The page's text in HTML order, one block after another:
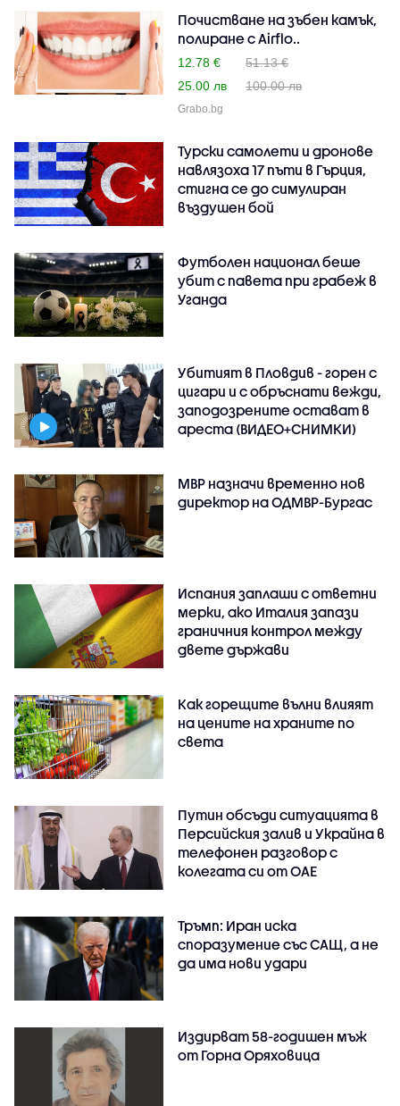
Почистване на зъбен камък,
полиране с Airflo..
12.78 €
51.13 €
25.00 лв
100.00 лв
Grabo.bg
Турски самолети и дронове
навлязоха 17 пъти в Гърция,
стигна се до симулиран
въздушен бой
Футболен национал беше
убит с павета при грабеж в
Уганда
Убитият в Пловдив - горен с
цигари и с обръснати вежди,
заподозрените остават в
ареста (ВИДЕО+СНИМКИ)
МВР назначи временно нов
директор на ОДМВР-Бургас
Испания заплаши с ответни
мерки, ако Италия запази
граничния контрол между
двете държави
Как горещите вълни влияят
на цените на храните по
света
Путин обсъди ситуацията в
Персийския залив и Украйна в
телефонен разговор с
колегата си от ОАЕ
Тръмп: Иран иска
споразумение със САЩ, а не
да има нови удари
Издирват 58-годишен мъж
от Горна Оряховица